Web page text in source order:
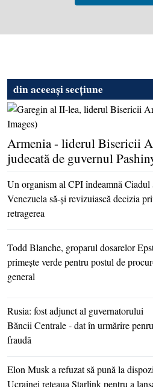
din aceeași secțiune
Armenia - liderul Bisericii
judecată de guvernul
Un organism al CPI îndeamnă Ciadul
Venezuela să-şi revizuiască decizia
retragerea
Todd Blanche, groparul dosarelor
primeşte verde pentru postul de
general
Rusia: fost adjunct al guvernatorului
Băncii Centrale - dat în urmărire penru
fraudă
Elon Musk a refuzat să pună la
Ucrainei reţeaua Starlink pentru a